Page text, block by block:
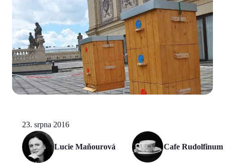
23. srpna 2016
Lucie Maňourová Cafe Rudolfinum